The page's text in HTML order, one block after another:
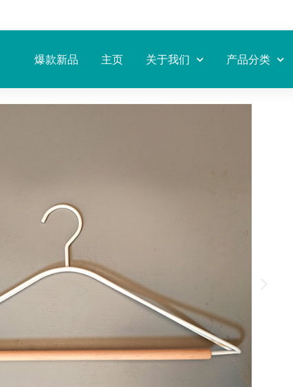
爆款新品 主页 关于我们 产品分类